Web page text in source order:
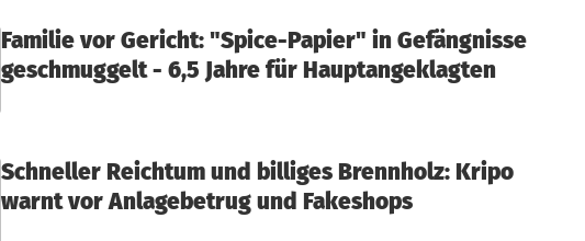
Familie vor Gericht: "Spice-Papier" in Gefängnisse
geschmuggelt - 6,5 Jahre für Hauptangeklagten
Schneller Reichtum und billiges Brennholz: Kripo
warnt vor Anlagebetrug und Fakeshops